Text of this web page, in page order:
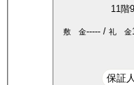
11階
敷 金-----/ 礼 金
保証